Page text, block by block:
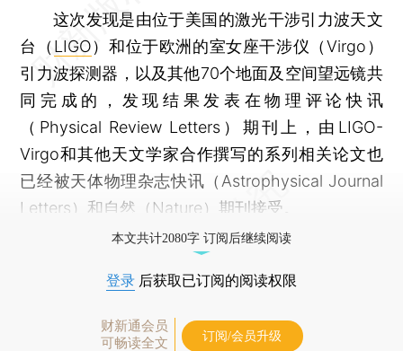
这次发现是由位于美国的激光干涉引力波天文
台（ LIGO）和位于欧洲的室女座干涉仪（Virgo）
引力波探测器，以及其他70个地面及空间望远镜共
同完成的，发现结果发表在物理评论快讯
（Physical Review Letters）期刊上，由LIGO-
Virgo和其他天文学家合作撰写的系列相关论文也
已经被天体物理杂志快讯（Astrophysical Journal
Letters）和自然（Nature）期刊接受。
本文共计2080字 订阅后继续阅读
登录 后获取已订阅的阅读权限
财新通会员
可畅读全文
订阅/会员升级